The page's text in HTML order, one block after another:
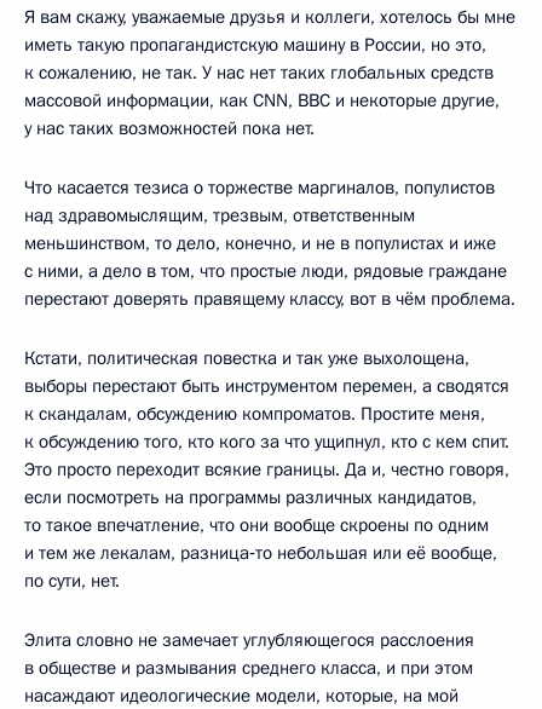
Я вам скажу, уважаемые друзья и коллеги, хотелось бы мне
иметь такую пропагандистскую машину в России, но это,
к сожалению, не так. У нас нет таких глобальных средств
массовой информации, как CNN, BBC и некоторые другие,
у нас таких возможностей пока нет.
Что касается тезиса о торжестве маргиналов, популистов
над здравомыслящим, трезвым, ответственным
меньшинством, то дело, конечно, и не в популистах и иже
с ними, а дело в том, что простые люди, рядовые граждане
перестают доверять правящему классу, вот в чём проблема.
Кстати, политическая повестка и так уже выхолощена,
выборы перестают быть инструментом перемен, а сводятся
к скандалам, обсуждению компроматов. Простите меня,
к обсуждению того, кто кого за что ущипнул, кто с кем спит.
Это просто переходит всякие границы. Да и, честно говоря,
если посмотреть на программы различных кандидатов,
то такое впечатление, что они вообще скроены по одним
и тем же лекалам, разница‑то небольшая или её вообще,
по сути, нет.
Элита словно не замечает углубляющегося расслоения
в обществе и размывания среднего класса, и при этом
насаждают идеологические модели, которые, на мой